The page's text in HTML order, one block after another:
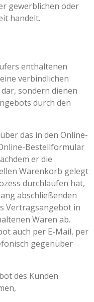
gewerblichen oder
handelt.
enthaltenen
verbindlichen
sondern dienen
durch den
das in den Online-
Bestellformular
er die
Warenkorb gelegt
durchlaufen hat,
abschließenden
Vertragsangebot in
Waren ab.
auch per E-Mail, per
gegenüber
des Kunden